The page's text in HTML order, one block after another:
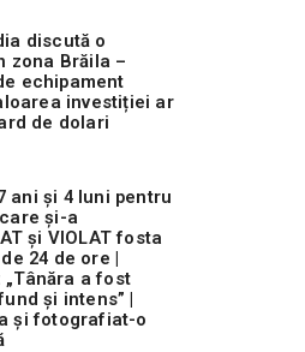
discută o
zona Brăila –
echipament
investiției ar
de dolari
ani și 4 luni pentru
și-a
și VIOLAT fosta
24 de ore |
a fost
și intens” |
și fotografiat-o